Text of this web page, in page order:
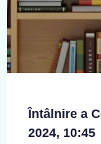
Întâlnire a
2024, 10:45